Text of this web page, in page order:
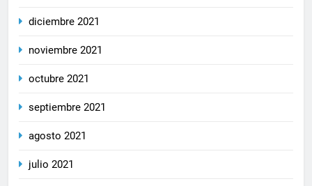
diciembre 2021
noviembre 2021
octubre 2021
septiembre 2021
agosto 2021
julio 2021